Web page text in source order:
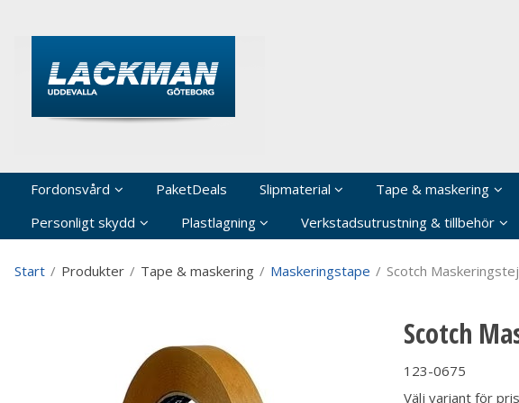
Fordonsvård PaketDeals Slipmaterial Tape & maskering
Personligt skydd
Plastlagning Verkstadsutrustning & tillbehör
Start / Produkter / Tape & maskering / Maskeringstape / Scotch
Scotch
123-0675
Välj variant för pris